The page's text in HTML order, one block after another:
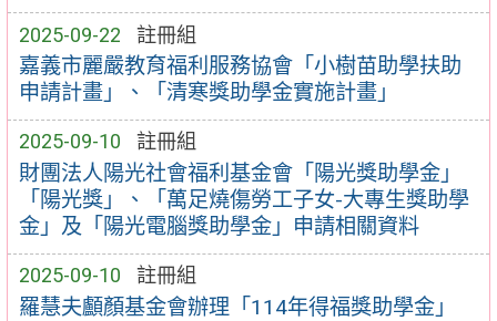
2025-09-22 註冊組
嘉義市麗嚴教育福利服務協會「小樹苗助學扶助
申請計畫」、「清寒獎助學金實施計畫」
2025-09-10 註冊組
財團法人陽光社會福利基金會「陽光獎助學金」
「陽光獎」、「萬足燒傷勞工子女-大專生獎助學
金」及「陽光電腦獎助學金」申請相關資料
2025-09-10 註冊組
羅慧夫顱顏基金會辦理「114年得福獎助學金」